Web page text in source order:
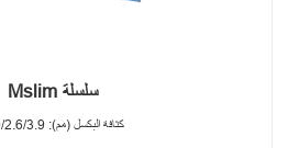
سلسلة Mslim
كثافة البكسل (مم): 1.9/2.6/3.9